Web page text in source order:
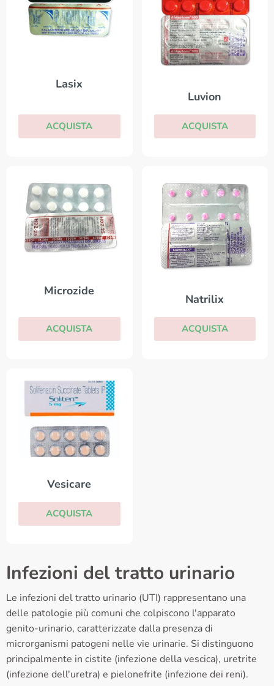
Lasix
ACQUISTA
Luvion
ACQUISTA
Microzide
ACQUISTA
Natrilix
ACQUISTA
Vesicare
ACQUISTA
Infezioni del tratto urinario
Le infezioni del tratto urinario (UTI) rappresentano una
delle patologie più comuni che colpiscono l'apparato
genito-urinario, caratterizzate dalla presenza di
microrganismi patogeni nelle vie urinarie. Si distinguono
principalmente in cistite (infezione della vescica), uretrite
(infezione dell'uretra) e pielonefrite (infezione dei reni).